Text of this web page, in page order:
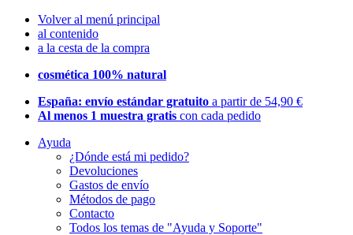
Volver al menú principal
al contenido
a la cesta de la compra
cosmética 100% natural
España: envío estándar gratuito a partir de 54,90 €
Al menos 1 muestra gratis con cada pedido
Ayuda
¿Dónde está mi pedido?
Devoluciones
Gastos de envío
Métodos de pago
Contacto
Todos los temas de "Ayuda y Soporte"